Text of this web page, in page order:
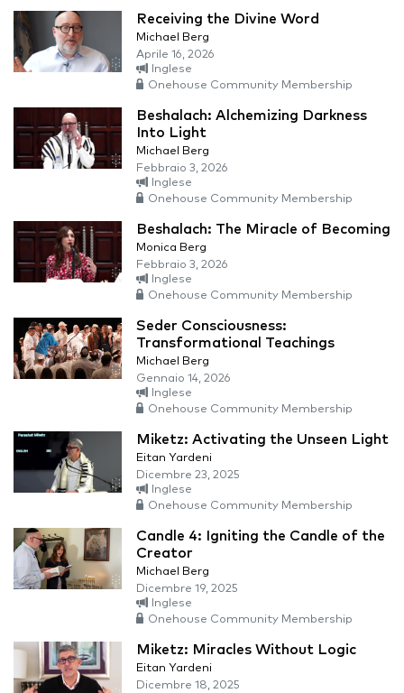
Receiving the Divine Word
Michael Berg
Aprile 16, 2026
Inglese
Onehouse Community Membership
Beshalach: Alchemizing Darkness
Into Light
Michael Berg
Febbraio 3, 2026
Inglese
Onehouse Community Membership
Beshalach: The Miracle of Becoming
Monica Berg
Febbraio 3, 2026
Inglese
Onehouse Community Membership
Seder Consciousness:
Transformational Teachings
Michael Berg
Gennaio 14, 2026
Inglese
Onehouse Community Membership
Miketz: Activating the Unseen Light
Eitan Yardeni
Dicembre 23, 2025
Inglese
Onehouse Community Membership
Candle 4: Igniting the Candle of the
Creator
Michael Berg
Dicembre 19, 2025
Inglese
Onehouse Community Membership
Miketz: Miracles Without Logic
Eitan Yardeni
Dicembre 18, 2025